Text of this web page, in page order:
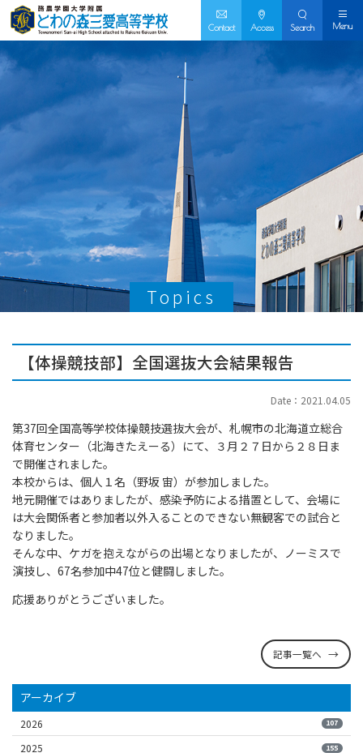
Contact Access Search Menu
Topics
【体操競技部】全国選抜大会結果報告
Date：2021.04.05
第37回全国高等学校体操競技選抜大会が、札幌市の北海道立総合
体育センター（北海きたえーる）にて、３月２７日から２８日ま
で開催されました。
本校からは、個人１名（野坂 宙）が参加しました。
地元開催ではありましたが、感染予防による措置として、会場に
は大会関係者と参加者以外入ることのできない無観客での試合と
なりました。
そんな中、ケガを抱えながらの出場となりましたが、ノーミスで
演技し、67名参加中47位と健闘しました。
応援ありがとうございました。
記事一覧へ
アーカイブ
2026 107
2025 155